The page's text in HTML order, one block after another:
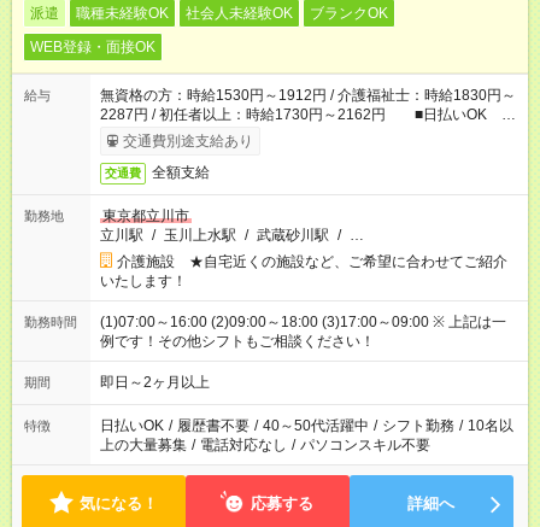
派遣 職種未経験OK 社会人未経験OK
ブランクOK
WEB登録・面接OK
給与
無資格の方：時給1530円～1912円 / 介護福祉士：時給1830円～
2287円 / 初任者以上：時給1730円～2162円 ■日払いOK ■
日収例：1万2240円（時給1530円×8h）
交通費別途支給あり
交通費 全額支給
勤務地
東京都立川市
立川駅 / 玉川上水駅 / 武蔵砂川駅 / …
介護施設 ★自宅近くの施設など、ご希望に合わせてご紹介
いたします！
勤務時間
(1)07:00～16:00 (2)09:00～18:00 (3)17:00～09:00 ※ 上記は一
例です！その他シフトもご相談ください！
期間 即日～2ヶ月以上
特徴 日払いOK / 履歴書不要 / 40～50代活躍中 / シフト勤務 / 10名以
上の大量募集 / 電話対応なし / パソコンスキル不要
気になる！ 応募する 詳細へ